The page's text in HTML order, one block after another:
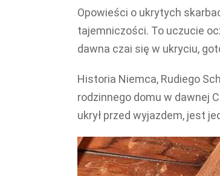
Opowieści o ukrytych
tajemniczości. To uczucie
dawna czai się w ukryciu,
Historia Niemca, Rudiego
rodzinnego domu w dawnej
ukrył przed wyjazdem, jest